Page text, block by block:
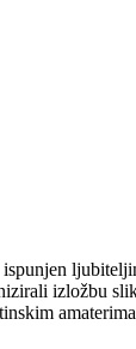
izložbu